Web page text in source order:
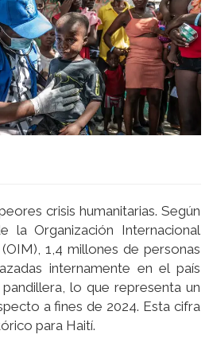
crisis humanitarias. Según
la Organización Internacional
1,4 millones de personas
internamente en el país
lo que representa un
a fines de 2024. Esta cifra
para Haití.